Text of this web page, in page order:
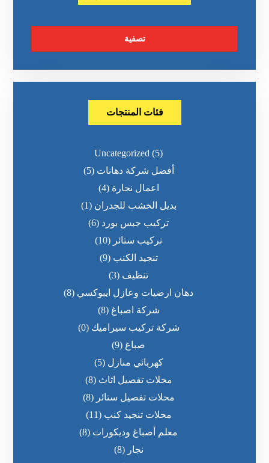
تصفية
فئات المنتجات
Uncategorized (5)
أفضل شركة دهانات (5)
اعمال نجارة (4)
بديل الخشب للجدران (1)
تركيب جبس بورد (6)
تركيب ستائر (10)
تنجيد الكنب (9)
تنظيف (3)
دهان ارضيات وعازل ايبوكسي (8)
شركة اصباغ (8)
شركة تركيب سيراميك (0)
صباغ (9)
كهربائي منازل (5)
محلات تفصيل اثاث (8)
محلات تفصيل ستائر (8)
محلات تنجيد كنب (11)
معلم أصباغ وديكورات (8)
نجار (8)